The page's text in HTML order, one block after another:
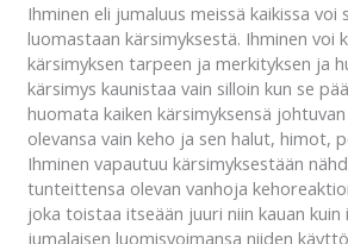
Ihminen eli jumaluus meissä kaikissa voi
luomastaan kärsimyksestä. Ihminen voi
kärsimyksen tarpeen ja merkityksen ja
kärsimys kaunistaa vain silloin kun se
huomata kaiken kärsimyksensä
olevansa vain keho ja sen halut, himot,
Ihminen vapautuu kärsimyksestään
tunteittensa olevan vanhoja
joka toistaa itseään juuri niin kauan kuin
jumalaisen luomisvoimansa niiden